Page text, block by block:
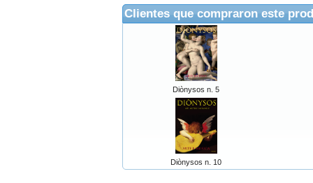
Clientes que compraron este
Diònysos n. 5
Diònysos n. 10